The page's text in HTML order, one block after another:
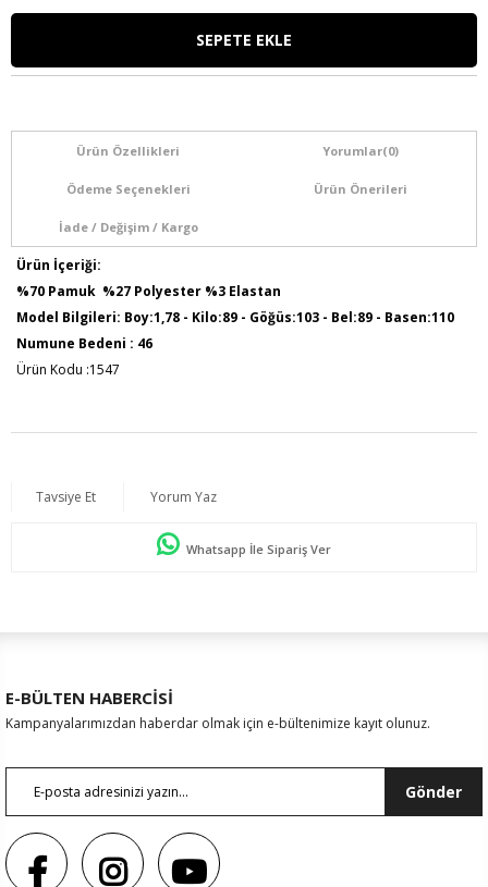
Ürün Özellikleri Yorumlar(0)
Ödeme Seçenekleri Ürün Önerileri
İade / Değişim / Kargo
Ürün İçeriği:
%70 Pamuk %27 Polyester %3 Elastan
Model Bilgileri: Boy:1,78 - Kilo:89 - Göğüs:103 - Bel:89 - Basen:110
Numune Bedeni : 46
Ürün Kodu :1547
Tavsiye Et Yorum Yaz
Whatsapp İle Sipariş Ver
E-BÜLTEN HABERCİSİ
Kampanyalarımızdan haberdar olmak için e-bültenimize kayıt olunuz.
Gönder